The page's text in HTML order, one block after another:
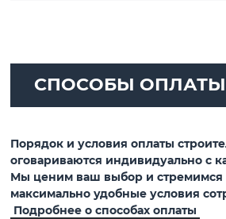
СПОСОБЫ ОПЛАТЫ
Порядок и условия оплаты
оговариваются индивидуально с
Мы ценим ваш выбор и стремимся
максимально удобные условия
Подробнее о способах оплаты